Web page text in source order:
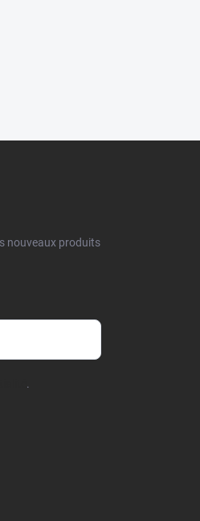
nouveaux produits
.